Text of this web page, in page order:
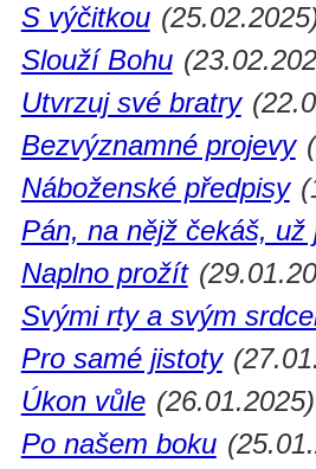
S výčitkou
Slouží Bohu
Utvrzuj své bratry
Bezvýznamné projevy
Náboženské předpisy
Pán, na nějž čekáš, už
Naplno prožít
Svými rty a svým
Pro samé jistoty
Úkon vůle (26.01.2025)
Po našem boku